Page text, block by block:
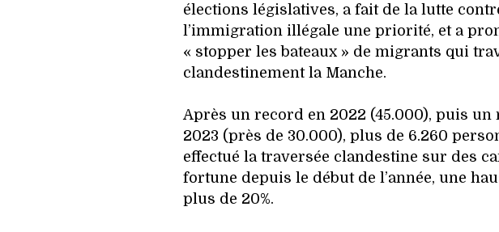
élections législatives, a fait de la lutte
l’immigration illégale une priorité, et a
« stopper les bateaux » de migrants qui
clandestinement la Manche.
Après un record en 2022 (45.000), puis un
2023 (près de 30.000), plus de 6.260
effectué la traversée clandestine sur des
fortune depuis le début de l’année, une
plus de 20%.